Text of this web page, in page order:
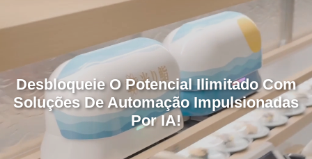
Desbloqueie O Potencial Ilimitado Com
Soluções De Automação Impulsionadas
Por IA!